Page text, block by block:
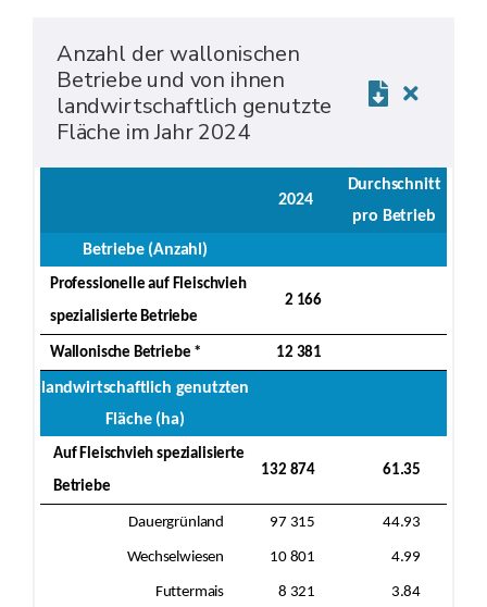
Anzahl der wallonischen
Betriebe und von ihnen
landwirtschaftlich genutzte
Fläche im Jahr 2024
2024
Durchschnitt
pro Betrieb
Betriebe (Anzahl)
Professionelle auf Fleischvieh
spezialisierte Betriebe
2 166
Wallonische Betriebe * 12 381
landwirtschaftlich genutzten
Fläche (ha)
Auf Fleischvieh spezialisierte
Betriebe
132 874 61.35
Dauergrünland 97 315 44.93
Wechselwiesen 10 801 4.99
Futtermais 8 321 3.84